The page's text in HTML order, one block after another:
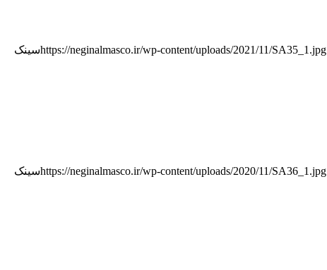
https://neginalmasco.ir/wp-content/uploads/2021/11/SA35_1.jpgسینک
https://neginalmasco.ir/wp-content/uploads/2020/11/SA36_1.jpgسینک